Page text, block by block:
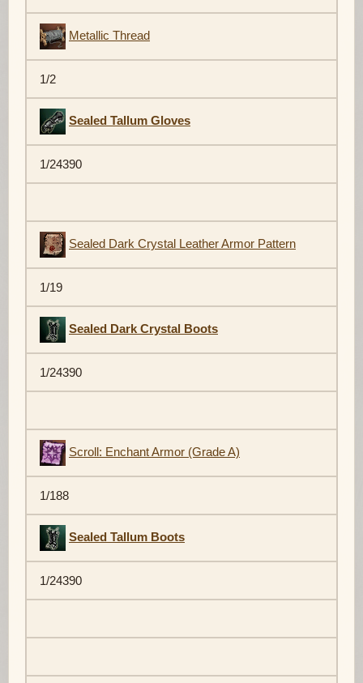
Metallic Thread
1/2
Sealed Tallum Gloves
1/24390
Sealed Dark Crystal Leather Armor Pattern
1/19
Sealed Dark Crystal Boots
1/24390
Scroll: Enchant Armor (Grade A)
1/188
Sealed Tallum Boots
1/24390